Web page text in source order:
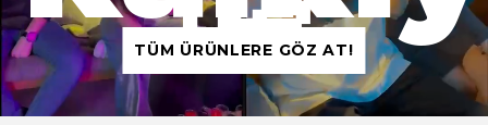
TÜM ÜRÜNLERE GÖZ AT!